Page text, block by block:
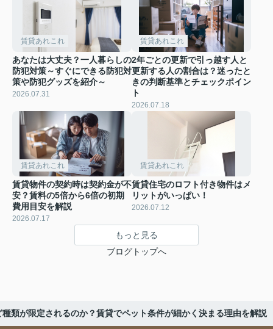
賃貸あれこれ
あなたは大丈夫？一人暮らしの
防犯対策～すぐにできる防犯対
策や防犯グッズを紹介～
2026.07.31
賃貸あれこれ
2年ごとの更新で引っ越す人と
更新する人の割合は？迷ったと
きの判断基準とチェックポイン
ト
2026.07.18
賃貸あれこれ
賃貸物件の契約時は契約金が不
安？賃料の5倍から6倍の初期
費用目安を解説
2026.07.17
賃貸あれこれ
賃貸住宅のロフト付き物件はメ
リットがいっぱい！
2026.07.12
もっと見る
ブログトップへ
類が限定されるのか？賃貸でペット条件が細かく決まる理由を解説